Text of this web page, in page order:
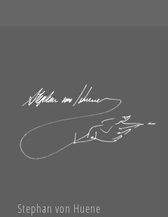
Stephan von Huene